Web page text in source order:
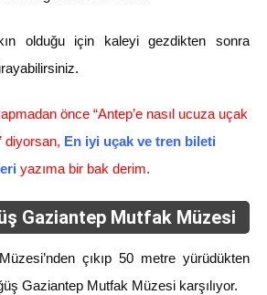
olduğu için kaleyi gezdikten sonra
önce “Antep’e nasıl ucuza uçak
diyorsan, En iyi uçak ve tren bileti
yazıma bir bak derim.
Gaziantep Mutfak Müzesi
çıkıp 50 metre yürüdükten
Gaziantep Mutfak Müzesi karşılıyor.